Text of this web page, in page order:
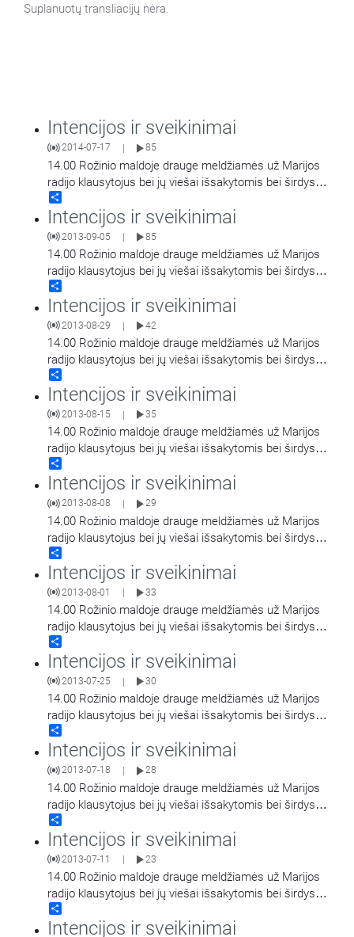
Suplanuotų transliacijų nėra.
Intencijos ir sveikinimai
2014-07-17 85
14.00 Rožinio maldoje drauge meldžiamės už Marijos
radijo klausytojus bei jų viešai išsakytomis bei širdyse
saugomomis intencijomis.
Intencijos ir sveikinimai
2013-09-05 85
14.00 Rožinio maldoje drauge meldžiamės už Marijos
radijo klausytojus bei jų viešai išsakytomis bei širdyse
saugomomis intencijomis.
Intencijos ir sveikinimai
2013-08-29 | 42
14.00 Rožinio maldoje drauge meldžiamės už Marijos
radijo klausytojus bei jų viešai išsakytomis bei širdyse
saugomomis intencijomis.
Intencijos ir sveikinimai
2013-08-15 | 35
14.00 Rožinio maldoje drauge meldžiamės už Marijos
radijo klausytojus bei jų viešai išsakytomis bei širdyse
saugomomis intencijomis.
Intencijos ir sveikinimai
2013-08-08 29
14.00 Rožinio maldoje drauge meldžiamės už Marijos
radijo klausytojus bei jų viešai išsakytomis bei širdyse
saugomomis intencijomis.
Intencijos ir sveikinimai
2013-08-01 33
14.00 Rožinio maldoje drauge meldžiamės už Marijos
radijo klausytojus bei jų viešai išsakytomis bei širdyse
saugomomis intencijomis.
Intencijos ir sveikinimai
2013-07-25 | 30
14.00 Rožinio maldoje drauge meldžiamės už Marijos
radijo klausytojus bei jų viešai išsakytomis bei širdyse
saugomomis intencijomis.
Intencijos ir sveikinimai
2013-07-18 28
14.00 Rožinio maldoje drauge meldžiamės už Marijos
radijo klausytojus bei jų viešai išsakytomis bei širdyse
saugomomis intencijomis.
Intencijos ir sveikinimai
2013-07-11 23
14.00 Rožinio maldoje drauge meldžiamės už Marijos
radijo klausytojus bei jų viešai išsakytomis bei širdyse
saugomomis intencijomis.
Intencijos ir sveikinimai